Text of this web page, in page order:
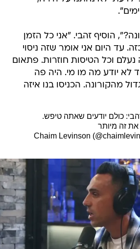
הוסיף זהבי. "אני כל הזמן
וכל הטיסות חוזרות. פתאום
לא יודע מה מו מי. היה פה
מהקורונה. הכניסו בנו איזה
זהבי: כולם יודעים שאתה טיפש.
זה מיותר